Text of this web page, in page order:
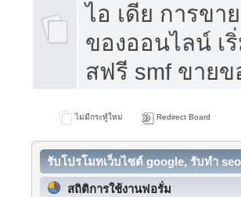
ไอ เดีย การขา
ของออนไลน์ เ
สฟรี smf ขาย
ไม่มีกระทู้ใหม่ Redirect Board
รับโปรโมทเว็บไซต์ google, รับทำ
สถิติการใช้งานฟอรั่ม